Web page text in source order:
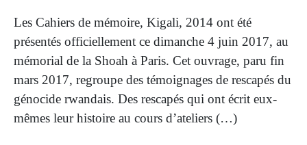
Les Cahiers de mémoire, Kigali, 2014 ont été
présentés officiellement ce dimanche 4 juin 2017, au
mémorial de la Shoah à Paris. Cet ouvrage, paru fin
mars 2017, regroupe des témoignages de rescapés du
génocide rwandais. Des rescapés qui ont écrit eux-
mêmes leur histoire au cours d’ateliers (…)